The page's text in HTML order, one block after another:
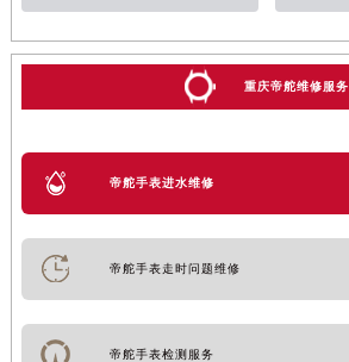
重庆帝舵维修服务
帝舵手表进水维修
帝舵手表走时问题维修
帝舵手表检测服务